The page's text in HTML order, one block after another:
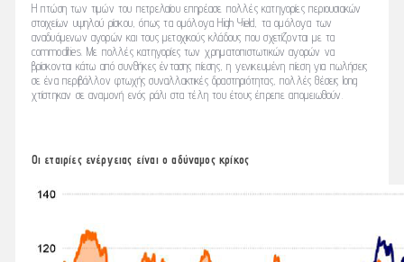
Η πτώση των τιμών του πετρελαίου επηρέασε πολλές κατηγορίες περιουσιακών
στοιχείων υψηλού ρίσκου, όπως τα ομόλογα High Yield, τα ομόλογα των
αναδυόμενων αγορών και τους μετοχικούς κλάδους που σχετίζονται με τα
commodities. Με πολλές κατηγορίες των χρηματοπιστωτικών αγορών να
βρίσκονται κάτω από συνθήκες έντασης πίεσης, η γενικευμένη πίεση για πωλήσεις
σε ένα περιβάλλον φτωχής συναλλακτικές δραστηριότητας, πολλές θέσεις long
χτίστηκαν σε αναμονή ενός ράλι στα τέλη του έτους έπρεπε απομειωθούν.
Οι εταιρίες ενέργειας είναι ο αδύναμος κρίκος